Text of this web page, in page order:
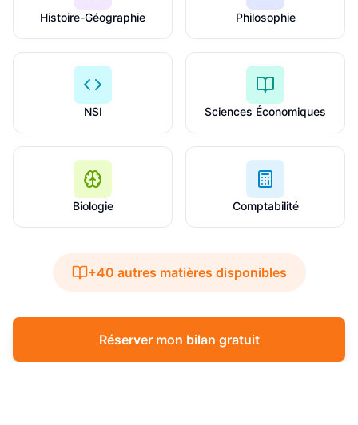
Histoire-Géographie Philosophie
NSI Sciences Économiques
Biologie Comptabilité
+40 autres matières disponibles
Réserver mon bilan gratuit